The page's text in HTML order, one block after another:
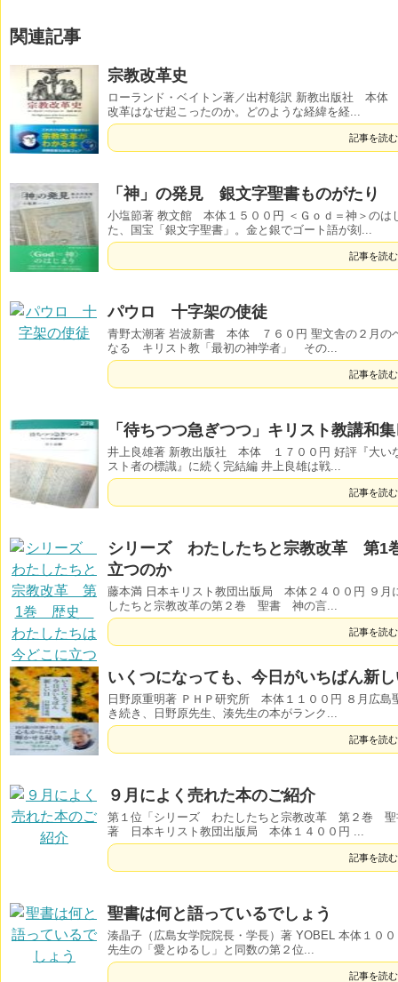
関連記事
宗教改革史
ローランド・ベイトン著／出村彰訳 新教出版社 本
改革はなぜ起こったのか。どのような経緯を経...
記事を読む
「神」の発見 銀文字聖書ものがたり
小塩節著 教文館 本体１５００円 ＜Ｇｏｄ＝神＞のは
た、国宝「銀文字聖書」。金と銀でゴート語が刻...
記事を読む
パウロ 十字架の使徒
青野太潮著 岩波新書 本体 ７６０円 聖文舎の２月の
なる キリスト教「最初の神学者」 その...
記事を読む
「待ちつつ急ぎつつ」キリスト教講和
井上良雄著 新教出版社 本体 １７００円 好評『大い
スト者の標識』に続く完結編 井上良雄は戦...
記事を読む
シリーズ わたしたちと宗教改革 第
立つのか
藤本満 日本キリスト教団出版局 本体２４００円 ９
したちと宗教改革の第２巻 聖書 神の言...
記事を読む
いくつになっても、今日がいちばん新
日野原重明著 ＰＨＰ研究所 本体１１００円 ８月広島
き続き、日野原先生、湊先生の本がランク...
記事を読む
９月によく売れた本のご紹介
第１位「シリーズ わたしたちと宗教改革 第２巻 聖
著 日本キリスト教団出版局 本体１４００円 ...
記事を読む
聖書は何と語っているでしょう
湊晶子（広島女学院院長・学長）著 YOBEL 本体１０
先生の「愛とゆるし」と同数の第２位...
記事を読む